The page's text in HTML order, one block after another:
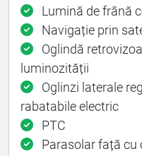
Lumină de frână
Navigație prin
Oglindă
luminozității
Oglinzi laterale
rabatabile electric
PTC
Parasolar față cu